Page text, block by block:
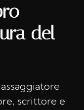
del
scrittore e